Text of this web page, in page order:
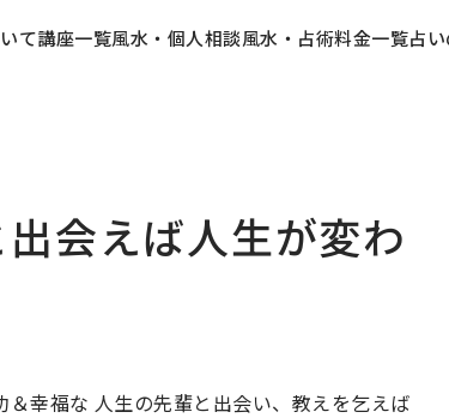
て講座一覧風水・個人相談風水・占術料金一覧占
会えば人生が変わ
幸福な 人生の先輩と出会い、教えを乞えば